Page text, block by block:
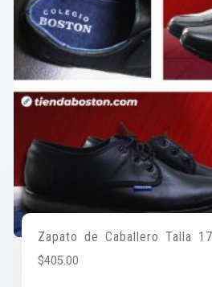
Zapato de Caballero Talla 17
$405.00